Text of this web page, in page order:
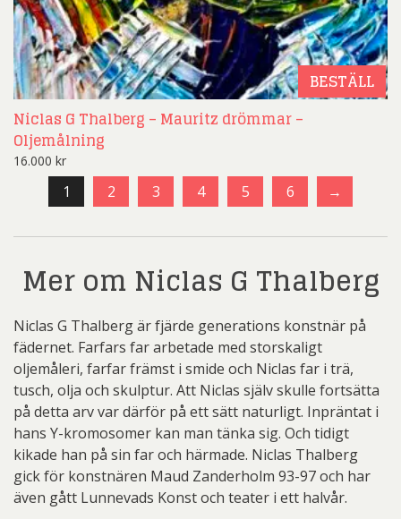
BESTÄLL
Niclas G Thalberg – Mauritz drömmar –
Oljemålning
16.000 kr
1 2 3 4 5 6 →
Mer om Niclas G Thalberg
Niclas G Thalberg är fjärde generations konstnär på
fädernet. Farfars far arbetade med storskaligt
oljemåleri, farfar främst i smide och Niclas far i trä,
tusch, olja och skulptur. Att Niclas själv skulle fortsätta
på detta arv var därför på ett sätt naturligt. Inpräntat i
hans Y-kromosomer kan man tänka sig. Och tidigt
kikade han på sin far och härmade. Niclas Thalberg
gick för konstnären Maud Zanderholm 93-97 och har
även gått Lunnevads Konst och teater i ett halvår.